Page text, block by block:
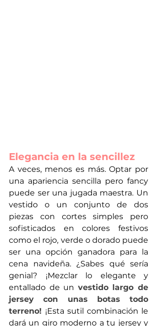
Elegancia en la sencillez
A veces, menos es más. Optar por
una apariencia sencilla pero fancy
puede ser una jugada maestra. Un
vestido o un conjunto de dos
piezas con cortes simples pero
sofisticados en colores festivos
como el rojo, verde o dorado puede
ser una opción ganadora para la
cena navideña. ¿Sabes qué sería
genial? ¡Mezclar lo elegante y
entallado de un vestido largo de
jersey con unas botas todo
terreno! ¡Esta sutil combinación le
dará un giro moderno a tu jersey y